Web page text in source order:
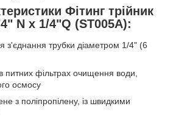
Фітинг трійник
N x 1/4"Q (ST005A):
з'єднання трубки діаметром 1/4" (6
питних фільтрах очищення води,
осмосу
з поліпропілену, із швидкими